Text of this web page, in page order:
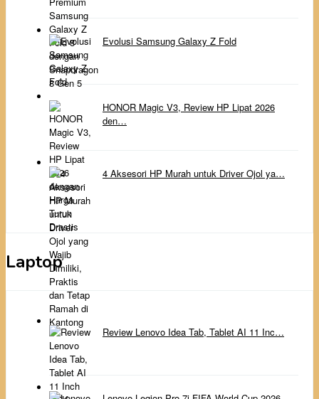
Evolusi Samsung Galaxy Z Fold
HONOR Magic V3, Review HP Lipat 2026
den…
4 Aksesori HP Murah untuk Driver Ojol ya…
Laptop
Review Lenovo Idea Tab, Tablet AI 11 Inc…